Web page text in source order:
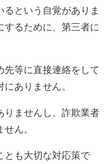
という自覚がありま
るために、第三者に
等に直接連絡をして
ありません。
りませんし、詐欺業者
ん。
とも大切な対応策で